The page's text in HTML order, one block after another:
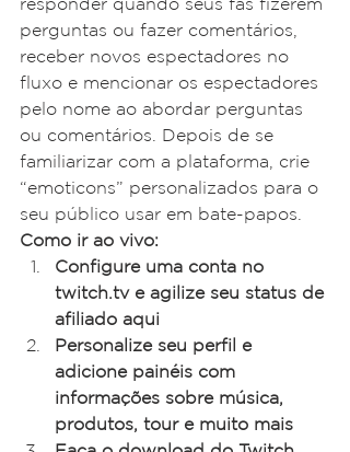
perguntas ou fazer comentários,
receber novos espectadores no
fluxo e mencionar os espectadores
pelo nome ao abordar perguntas
ou comentários. Depois de se
familiarizar com a plataforma, crie
“emoticons” personalizados para o
seu público usar em bate-papos.
Como ir ao vivo:
Configure uma conta no
twitch.tv e agilize seu status de
afiliado aqui
Personalize seu perfil e
adicione painéis com
informações sobre música,
produtos, tour e muito mais